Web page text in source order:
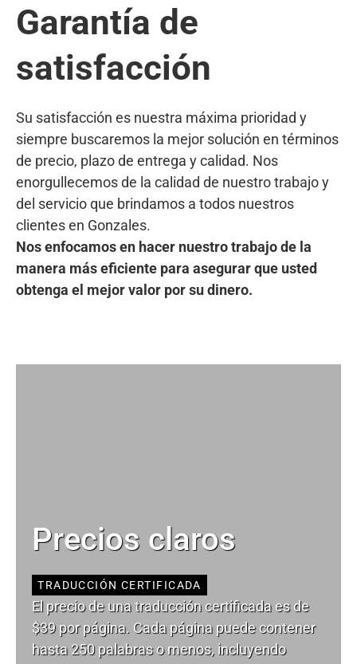
Garantía de
satisfacción
Su satisfacción es nuestra máxima prioridad y
siempre buscaremos la mejor solución en términos
de precio, plazo de entrega y calidad. Nos
enorgullecemos de la calidad de nuestro trabajo y
del servicio que brindamos a todos nuestros
clientes en Gonzales.
Nos enfocamos en hacer nuestro trabajo de la
manera más eficiente para asegurar que usted
obtenga el mejor valor por su dinero.
Precios claros
TRADUCCIÓN CERTIFICADA
El precio de una traducción certificada es de
$39 por página. Cada página puede contener
hasta 250 palabras o menos, incluyendo